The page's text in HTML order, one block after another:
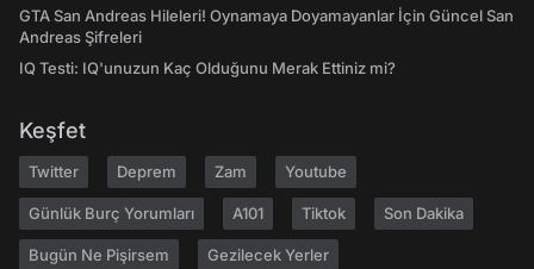
GTA San Andreas Hileleri! Oynamaya Doyamayanlar İçin Güncel San
Andreas Şifreleri
IQ Testi: IQ'unuzun Kaç Olduğunu Merak Ettiniz mi?
Keşfet
Twitter Deprem Zam Youtube
Günlük Burç Yorumları A101 Tiktok Son Dakika
Bugün Ne Pişirsem Gezilecek Yerler